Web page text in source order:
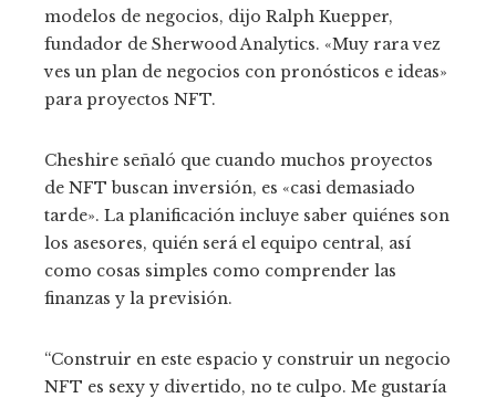
modelos de negocios, dijo Ralph Kuepper,
fundador de Sherwood Analytics. «Muy rara vez
ves un plan de negocios con pronósticos e ideas»
para proyectos NFT.
Cheshire señaló que cuando muchos proyectos
de NFT buscan inversión, es «casi demasiado
tarde». La planificación incluye saber quiénes son
los asesores, quién será el equipo central, así
como cosas simples como comprender las
finanzas y la previsión.
“Construir en este espacio y construir un negocio
NFT es sexy y divertido, no te culpo. Me gustaría